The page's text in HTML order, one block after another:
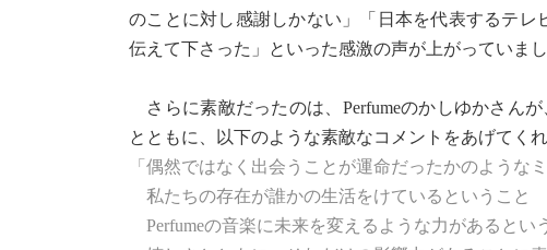
のことに対し感謝しかない」「日本を代表するテ
伝えて下さった」といった感激の声が上がっていまし
さらに素敵だったのは、Perfumeのかしゆかさん
とともに、以下のような素敵なコメントをあげてくれ
「偶然ではなく出会うことが運命だったかのような
私たちの存在が誰かの生活をけているということ
Perfumeの音楽に未来を変えるような力があるとい